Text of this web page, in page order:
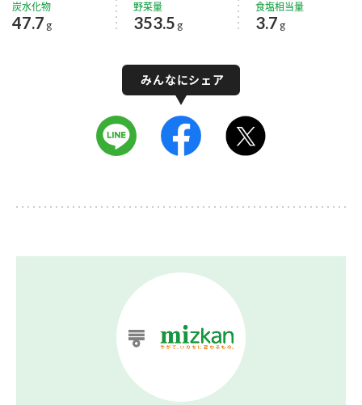
炭水化物
47.7 g
野菜量
353.5 g
食塩相当量
3.7 g